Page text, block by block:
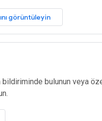
görüntüleyin
bildiriminde bulunun veya